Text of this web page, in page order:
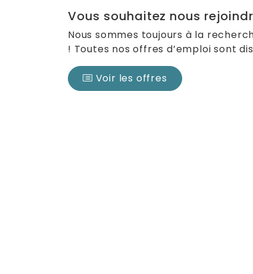
Vous souhaitez nous
Nous sommes toujours à la
! Toutes nos offres d’emploi sont
Voir les offres